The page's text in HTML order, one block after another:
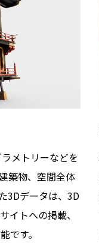
メトリーなどを
築物、空間全体
3Dデータは、3D
イトへの掲載、
です。